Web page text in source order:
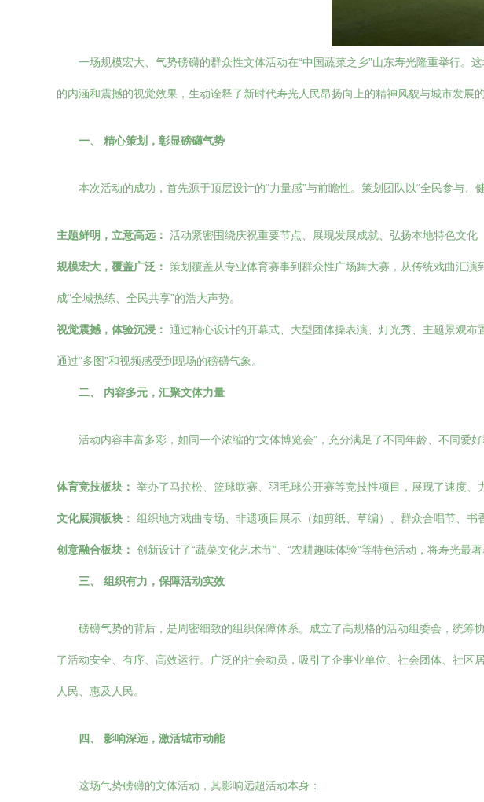
一场规模宏大、气势磅礴的群众性文体活动在“中国蔬菜之乡”山东寿光隆重举行
的内涵和震撼的视觉效果，生动诠释了新时代寿光人民昂扬向上的精神风貌与城市发展的
一、 精心策划，彰显磅礴气势
本次活动的成功，首先源于顶层设计的“力量感”与前瞻性。策划团队以“全民参与
主题鲜明，立意高远： 活动紧密围绕庆祝重要节点、展现发展成就、弘扬本地特色文
规模宏大，覆盖广泛： 策划覆盖从专业体育赛事到群众性广场舞大赛，从传统戏曲汇
成“全城热练、全民共享”的浩大声势。
视觉震撼，体验沉浸： 通过精心设计的开幕式、大型团体操表演、灯光秀、主题景观
通过“多图”和视频感受到现场的磅礴气象。
二、 内容多元，汇聚文体力量
活动内容丰富多彩，如同一个浓缩的“文体博览会”，充分满足了不同年龄、不同爱
体育竞技板块： 举办了马拉松、篮球联赛、羽毛球公开赛等竞技性项目，展现了速度
文化展演板块： 组织地方戏曲专场、非遗项目展示（如剪纸、草编）、群众合唱节、
创意融合板块： 创新设计了“蔬菜文化艺术节”、“农耕趣味体验”等特色活动，将寿光
三、 组织有力，保障活动实效
磅礴气势的背后，是周密细致的组织保障体系。成立了高规格的活动组委会，统
了活动安全、有序、高效运行。广泛的社会动员，吸引了企事业单位、社会团体、社区
人民、惠及人民。
四、 影响深远，激活城市动能
这场气势磅礴的文体活动，其影响远超活动本身：